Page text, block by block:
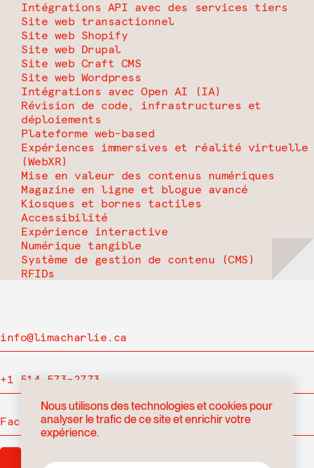
Intégrations API avec des services tiers
Site web transactionnel
Site web Shopify
Site web Drupal
Site web Craft CMS
Site web Wordpress
Intégrations avec Open AI (IA)
Révision de code, infrastructures et
déploiements
Plateforme web-based
Expériences immersives et réalité virtuelle
(WebXR)
Mise en valeur des contenus numériques
Magazine en ligne et blogue avancé
Kiosques et bornes tactiles
Accessibilité
Expérience interactive
Numérique tangible
Système de gestion de contenu (CMS)
RFIDs
info@limacharlie.ca
+1 514 573-2773
Facebook
Nous utilisons des technologies et cookies pour
analyser le trafic de ce site et enrichir votre
expérience.